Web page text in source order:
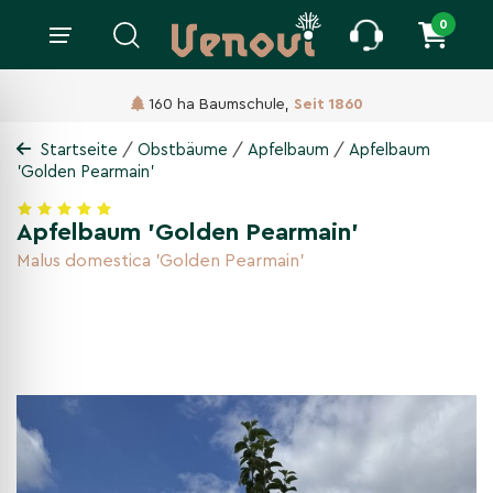
0
160 ha Baumschule, Seit 1860
Startseite / Obstbäume / Apfelbaum / Apfelbaum
'Golden Pearmain'
Apfelbaum 'Golden Pearmain'
Malus domestica 'Golden Pearmain'